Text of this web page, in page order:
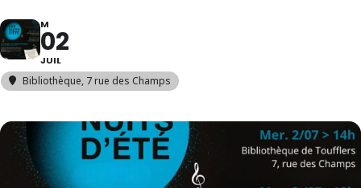
M
02
JUIL
Bibliothèque, 7 rue des Champs